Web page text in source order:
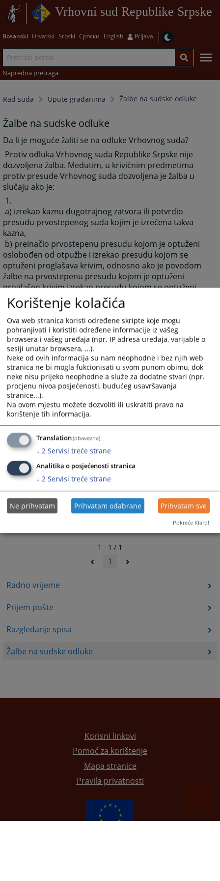
Vrhovni sud Republike Srpske
Bosanski Hrvatski Srpski Српски English Prijava
Napredna pretraga
Rad suda Upute građanima Žalbe na sudske odluke
Radno vrijeme
Prijem pošte
Razgledanje spisa
Žalbe na sudske odluke
Žalbe na sudske odluke
Da li je moguće žaliti se na odluke Vrhovnog suda?
Protiv odluka Vrhovnog suda Republike Srpske nije
dozvoljena žalba. Međutim, u krivičnim predmetima
protiv presude Vrhovnog suda dozvoljena je žalba u
slučaju ako je:
1.
a) izrekao kaznu dugotrajnog zatvora ili potvrdio
presudu prvostepenog suda kojim je izrečena takva
kazna,
b) preinačio prvostepenu presudu kojom je optuženi
oslobođen od otpužbe i izrekao presudu kojom se
optuženi proglašava krivim, odnosno ako je povodom
žalbe na prvostepenu presudu kojom je optuženi
proglašen krivim izrekao presudu kojom se optuženi
oslobađa od optužbe i
v) povodom žalbe na oslobađajuću presudu na
pretresu donio presudu kojm se otpuženi proglašava
krivim, odnosno ako je povodom žalbe na osuđujuću
presudu na pretresu donio presudu kojom se otpuženi
oslobađa od optužbe.
2. protiv rješenja Vrhovnog suda Republike Srpske o
produženju pritvora u istrazi, vijeću Vrhovnog suda u
drugom sastavu.
6621PREGLEDA
1 - 1 / 1
1
Korisni linkovi
Pomoć za korištenje
Mapa stranice
Pravila privatnosti
Korištenje kolačića
Ova web stranica koristi određene skripte koje mogu
pohranjivati i koristiti određene informacije iz vašeg
browsera i vašeg uređaja (npr. IP adresa uređaja, varijable o
sesiji unutar browsera, ...).
Neke od ovih informacija su nam neophodne i bez njih web
stranica ne bi mogla fukcionisati u svom punom obimu, dok
neke nisu prijeko neophodne a služe za dodatne stvari (npr.
procjenu nivoa posjećenosti, budućeg usavršavanja
stranice...).
Na ovom mjestu možete dozvoliti ili uskratiti pravo na
korištenje tih informacija.
Translation(obavezna)
↓ 2 Servisi treće strane
Analitika o posjećenosti stranica
↓ 2 Servisi treće strane
Ne prihvatam Prihvatam odabrane Prihvatam sve
Pokreće Klaro!